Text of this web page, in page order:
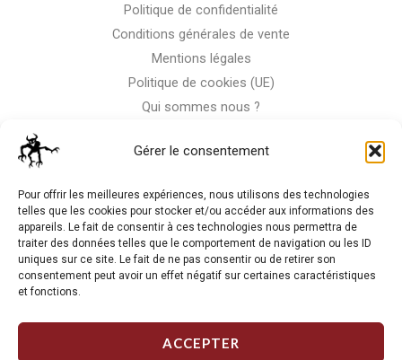
Gérer le consentement
Pour offrir les meilleures expériences, nous utilisons des technologies
telles que les cookies pour stocker et/ou accéder aux informations des
appareils. Le fait de consentir à ces technologies nous permettra de
traiter des données telles que le comportement de navigation ou les ID
uniques sur ce site. Le fait de ne pas consentir ou de retirer son
consentement peut avoir un effet négatif sur certaines caractéristiques
et fonctions.
ACCEPTER
Politique de confidentialité
Conditions générales de vente
Mentions légales
Politique de cookies (UE)
Qui sommes nous ?
La RC n'est pas notre seule passion, venez visiter notre shop
de motos